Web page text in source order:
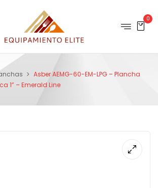
0
Asber AEMG-60-EM-LPG – Plancha
1” – Emerald Line